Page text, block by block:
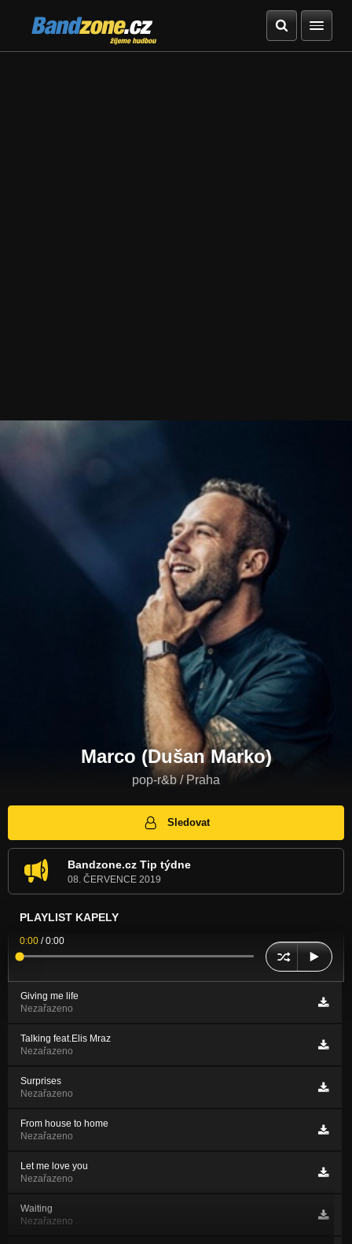
Bandzone.cz
žijeme hudbou
Marco (Dušan Marko)
pop-r&b / Praha
Sledovat
Bandzone.cz Tip týdne
08. ČERVENCE 2019
PLAYLIST KAPELY
0:00 /0:00
Giving me life
Nezařazeno
Talking feat.Elis Mraz
Nezařazeno
Surprises
Nezařazeno
From house to home
Nezařazeno
Let me love you
Nezařazeno
Waiting
Nezařazeno